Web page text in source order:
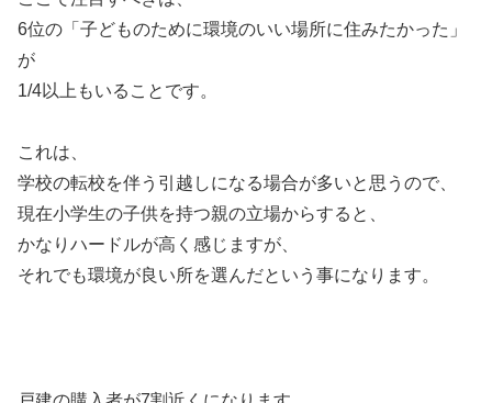
6位の「子どものために環境のいい場所に住みたかった」
が
1/4以上もいることです。
これは、
学校の転校を伴う引越しになる場合が多いと思うので、
現在小学生の子供を持つ親の立場からすると、
かなりハードルが高く感じますが、
それでも環境が良い所を選んだという事になります。